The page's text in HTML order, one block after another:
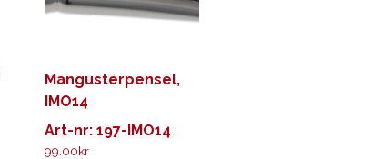
Mangusterpensel,
IMO14
Art-nr: 197-IMO14
99.00kr